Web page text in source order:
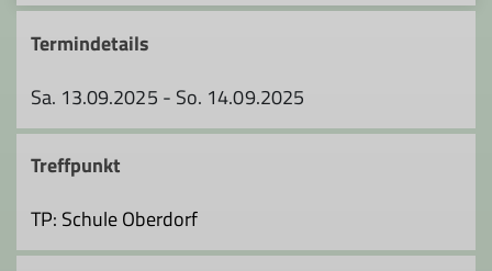
Termindetails
Sa. 13.09.2025 - So. 14.09.2025
Treffpunkt
TP: Schule Oberdorf